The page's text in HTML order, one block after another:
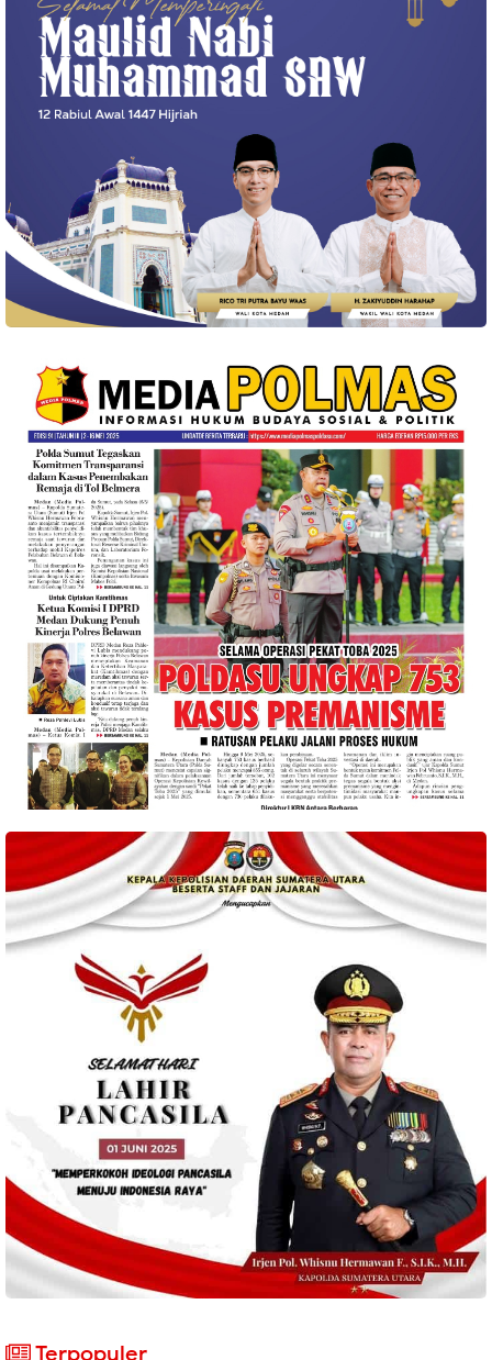
Terpopuler